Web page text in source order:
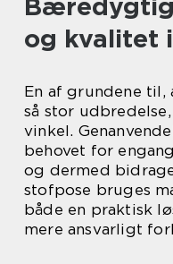
og kvalitet
En af grundene til,
så stor
vinkel.
behovet for
og dermed
stofpose bruges
både en praktisk
mere ansvarligt